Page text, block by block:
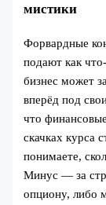
мистики
Форвардные
подают как
бизнес может
вперёд под
что
скачках курса
понимаете,
Минус — за
опциону, либо